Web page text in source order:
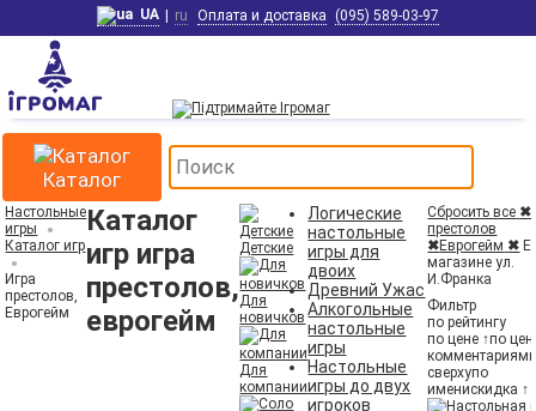
UA | ru Оплата и доставка (095) 589-03-97
Каталог
Настольные
игры
Каталог игр
Игра
престолов,
Еврогейм
Каталог
игр игра
престолов,
еврогейм
Детские
Для
новичков
Для
компании
Логические
настольные
игры для
двоих
Древний Ужас
Алкогольные
настольные
игры
Настольные
игры до двух
игроков
Сбросить все ✖
престолов
✖Еврогейм ✖
магазине ул.
И.Франка
Фильтр
по рейтингу
по цене ↑по
комментариям
сверхупо
именискидка ↑